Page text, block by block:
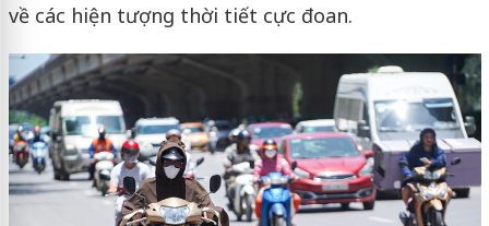
về các hiện tượng thời tiết cực đoan.